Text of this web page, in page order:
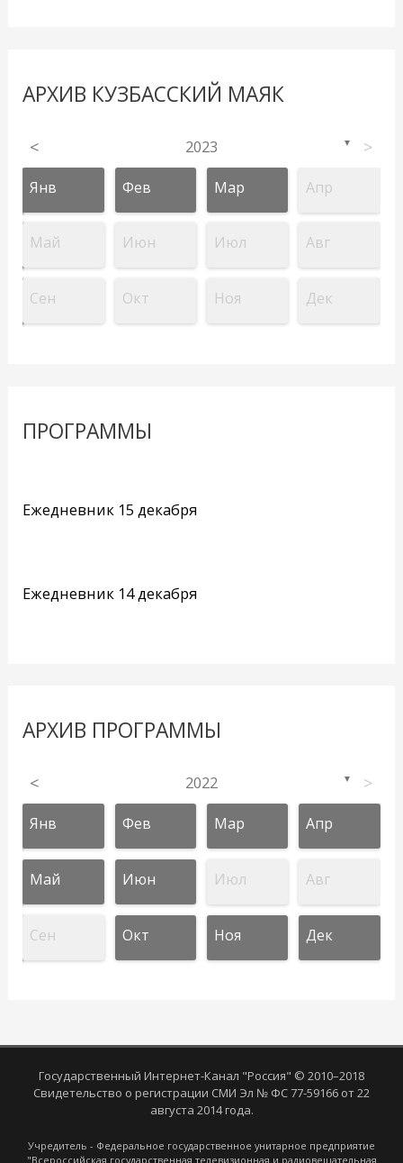
АРХИВ КУЗБАССКИЙ МАЯК
< 2023 ▼ >
Янв Фев Мар Апр
Май Июн Июл Авг
Сен Окт Ноя Дек
ПРОГРАММЫ
Ежедневник 15 декабря
Ежедневник 14 декабря
АРХИВ ПРОГРАММЫ
< 2022 ▼ >
Янв Фев Мар Апр
Май Июн Июл Авг
Сен Окт Ноя Дек
Государственный Интернет-Канал "Россия" © 2010–2018
Свидетельство о регистрации СМИ Эл № ФС 77-59166 от 22
августа 2014 года.
Учредитель - Федеральное государственное унитарное предприятие
"Всероссийская государственная телевизионная и радиовещательная